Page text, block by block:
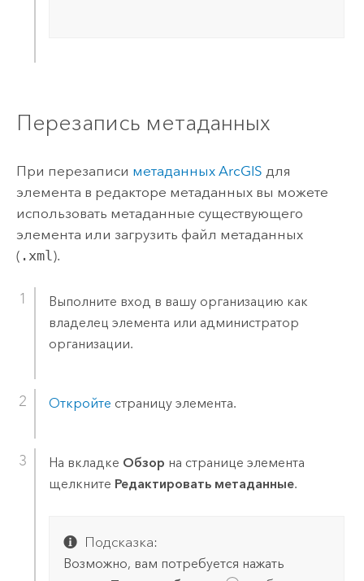
Перезапись метаданных
При перезаписи метаданных ArcGIS для
элемента в редакторе метаданных вы можете
использовать метаданные существующего
элемента или загрузить файл метаданных
( .xml ).
Выполните вход в вашу организацию как
владелец элемента или администратор
организации.
Откройте страницу элемента.
На вкладке Обзор на странице элемента
щелкните Редактировать метаданные.
Подсказка:
Возможно, вам потребуется нажать